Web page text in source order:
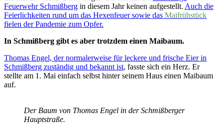
Feuerwehr Schmißberg in diesem Jahr keinen aufgestellt. Auch die
Feierlichkeiten rund um das Hexenfeuer sowie das Maifrühstück
fielen der Pandemie zum Opfer.
In Schmißberg gibt es aber trotzdem einen Maibaum.
Thomas Engel, der normalerweise für leckere und frische Eier in
Schmißberg zuständig und bekannt ist, fasste sich ein Herz. Er
stellte am 1. Mai einfach selbst hinter seinem Haus einen Maibaum
auf.
Der Baum von Thomas Engel in der Schmißberger
Hauptstraße.